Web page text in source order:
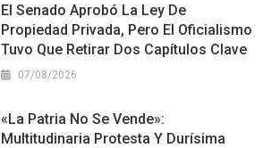
El Senado Aprobó La Ley De
Propiedad Privada, Pero El Oficialismo
Tuvo Que Retirar Dos Capítulos Clave
07/08/2026
«La Patria No Se Vende»:
Multitudinaria Protesta Y Durísima